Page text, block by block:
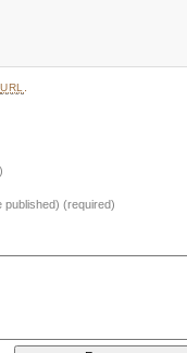
URL
published) (required)